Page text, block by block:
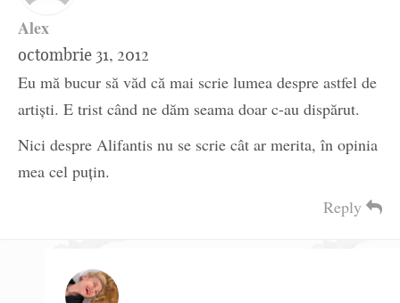
Alex
octombrie 31, 2012
Eu mă bucur să văd că mai scrie lumea despre astfel de
artişti. E trist când ne dăm seama doar c-au dispărut.
Nici despre Alifantis nu se scrie cât ar merita, în opinia
mea cel puţin.
Reply